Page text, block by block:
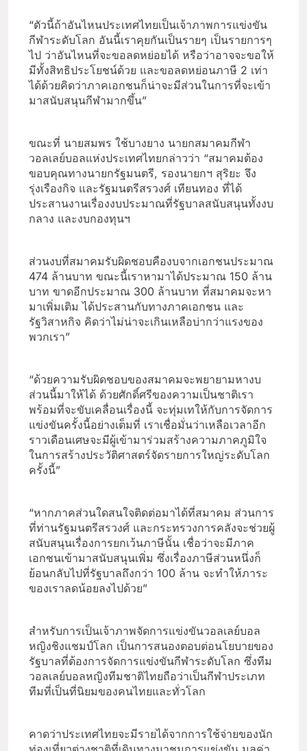
“ตัวนี้ถ้าอันไหนประเทศไทยเป็นเจ้าภาพการแข่งขัน
กีฬาระดับโลก อันนี้เราคุยกันเป็นรายๆ เป็นรายการๆ
ไป ว่าอันไหนที่จะขอลดหย่อยได้ หรือว่าอาจจะขอให้
มีทั้งสิทธิประโยชน์ด้วย และขอลดหย่อนภาษี 2 เท่า
ได้ด้วยคิดว่าภาคเอกชนก็น่าจะมีส่วนในการที่จะเข้า
มาสนับสนุนกีฬามากขึ้น”
ขณะที่ นายสมพร ใช้บางยาง นายกสมาคมกีฬา
วอลเลย์บอลแห่งประเทศไทยกล่าวว่า “สมาคมต้อง
ขอบคุณทางนายกรัฐมนตรี, รองนายกฯ สุริยะ จึง
รุ่งเรืองกิจ และรัฐมนตรีสรวงศ์ เทียนทอง ที่ได้
ประสานงานเรื่องงบประมาณที่รัฐบาลสนับสนุนทั้งงบ
กลาง และงบกองทุนฯ
ส่วนงบที่สมาคมรับผิดชอบคืองบจากเอกชนประมาณ
474 ล้านบาท ขณะนี้เราหามาได้ประมาณ 150 ล้าน
บาท ขาดอีกประมาณ 300 ล้านบาท ที่สมาคมจะหา
มาเพิ่มเติม ได้ประสานกับทางภาคเอกชน และ
รัฐวิสาหกิจ คิดว่าไม่น่าจะเกินเหลือบ่ากว่าแรงของ
พวกเรา”
“ด้วยความรับผิดชอบของสมาคมจะพยายามหางบ
ส่วนนี้มาให้ได้ ด้วยศักดิ์ศรีของความเป็นชาติเรา
พร้อมที่จะขับเคลื่อนเรื่องนี้ จะทุ่มเทให้กับการจัดการ
แข่งขันครั้งนี้อย่างเต็มที่ เราเชื่อมั่นว่าเหลือเวลาอีก
ราวเดือนเศษจะมีผู้เข้ามาร่วมสร้างความภาคภูมิใจ
ในการสร้างประวัติศาสตร์จัดรายการใหญ่ระดับโลก
ครั้งนี้”
“หากภาคส่วนใดสนใจติดต่อมาได้ที่สมาคม ส่วนการ
ที่ท่านรัฐมนตรีสรวงศ์ และกระทรวงการคลังจะช่วยผู้
สนับสนุนเรื่องการยกเว้นภาษีนั้น เชื่อว่าจะมีภาค
เอกชนเข้ามาสนับสนุนเพิ่ม ซึ่งเรื่องภาษีส่วนหนึ่งก็
ย้อนกลับไปที่รัฐบาลถึงกว่า 100 ล้าน จะทำให้ภาระ
ของเราลดน้อยลงไปด้วย”
สำหรับการเป็นเจ้าภาพจัดการแข่งขันวอลเลย์บอล
หญิงชิงแชมป์โลก เป็นการสนองตอบต่อนโยบายของ
รัฐบาลที่ต้องการจัดการแข่งขันกีฬาระดับโลก ซึ่งทีม
วอลเลย์บอลหญิงทีมชาติไทยถือว่าเป็นกีฬาประเภท
ทีมที่เป็นที่นิยมของคนไทยและทั่วโลก
คาดว่าประเทศไทยจะมีรายได้จากการใช้จ่ายของนัก